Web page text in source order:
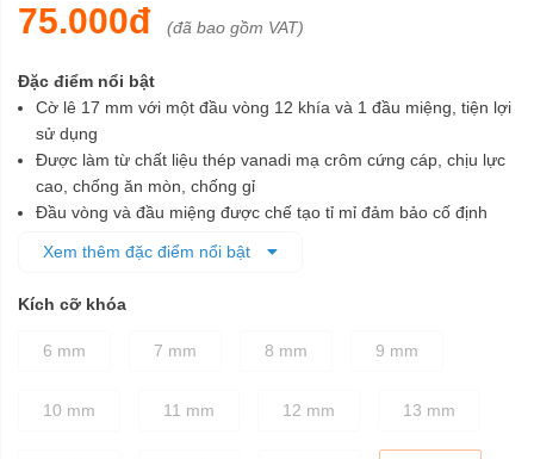
75.000đ (đã bao gồm VAT)
Đặc điểm nổi bật
Cờ lê 17 mm với một đầu vòng 12 khía và 1 đầu miệng, tiện lợi
sử dụng
Được làm từ chất liệu thép vanadi mạ crôm cứng cáp, chịu lực
cao, chống ăn mòn, chống gỉ
Đầu vòng và đầu miệng được chế tạo tỉ mỉ đảm bảo cố định
phù hợp
Xem thêm đặc điểm nổi bật
Kích cỡ khóa
6 mm 7 mm 8 mm 9 mm
10 mm 11 mm 12 mm 13 mm